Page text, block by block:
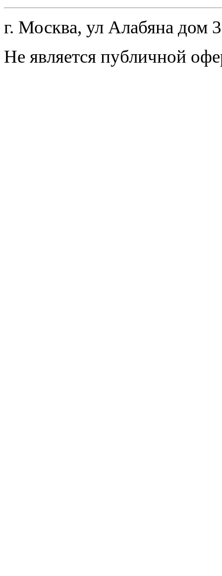
г. Москва, ул Алабяна дом
Не является публичной